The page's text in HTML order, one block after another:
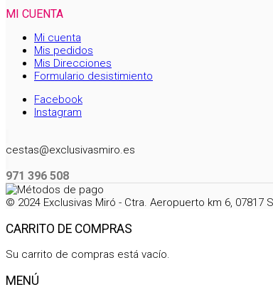
MI CUENTA
Mi cuenta
Mis pedidos
Mis Direcciones
Formulario desistimiento
Facebook
Instagram
cestas@exclusivasmiro.es
971 396 508
© 2024 Exclusivas Miró - Ctra. Aeropuerto km 6,
CARRITO DE COMPRAS
Su carrito de compras está vacío.
MENÚ